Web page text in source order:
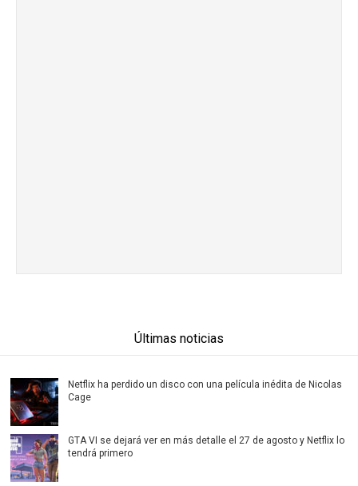
Últimas noticias
Netflix ha perdido un disco con una película inédita de Nicolas
Cage
GTA VI se dejará ver en más detalle el 27 de agosto y Netflix lo
tendrá primero